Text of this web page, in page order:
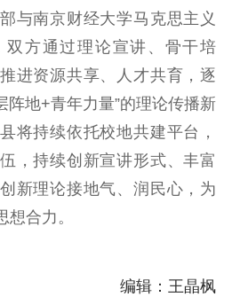
据资源
共服务
新闻出版
政务服务
作品著作权
登记服务
智库服务
管理平台
文艺创作
服务管理
数字出版
习平台
南京财经大学马克思主义
双方通过理论宣讲、骨干培
进资源共享、人才共育，逐
阵地+青年力量”的理论传播新
将持续依托校地共建平台，
，持续创新宣讲形式、丰富
新理论接地气、润民心，为
合力。
编辑：王晶枫